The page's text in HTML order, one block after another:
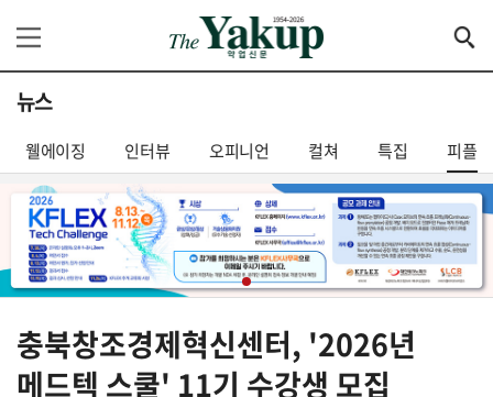
뉴스
웰에이징 인터뷰 오피니언 컬쳐 특집 피플
충북창조경제혁신센터, '2026년
메드텍 스쿨' 11기 수강생 모집